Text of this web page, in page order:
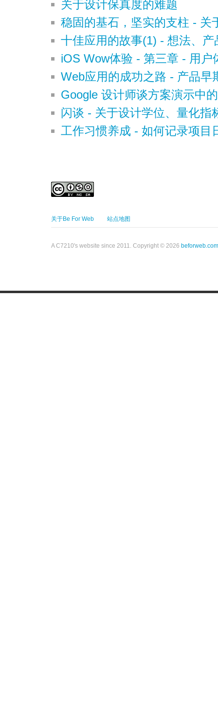
关于设计保真度的难题
稳固的基石，坚实的支柱 - 关
十佳应用的故事(1) - 想法、
iOS Wow体验 - 第三章 - 用户
Web应用的成功之路 - 产品早
Google 设计师谈方案演示中的
闪谈 - 关于设计学位、量化指
工作习惯养成 - 如何记录项目
关于Be For Web 站点地图
A C7210's website since 2011. Copyright © 2026 beforweb.com